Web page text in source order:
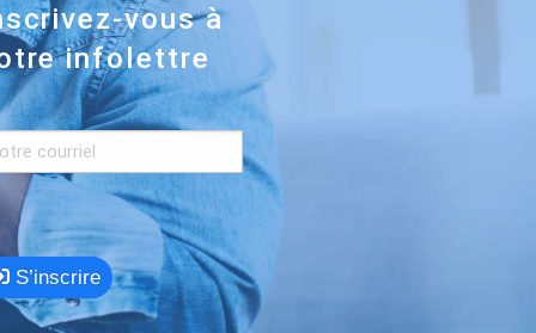
vous à
infolettre
S’inscrire